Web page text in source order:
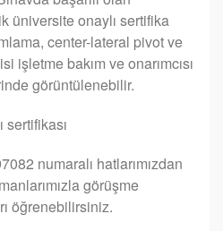
üniversite onaylı sertifika
center-lateral pivot ve
işletme bakım ve onarımcısı
görüntülenebilir.
sertifikası
numaralı hatlarımızdan
görüşme
öğrenebilirsiniz.